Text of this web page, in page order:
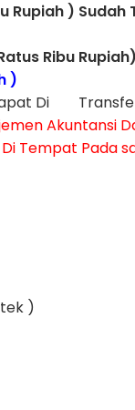
Rupiah ) Sudah
Ribu Rupiah)
)
Dapat Di
Akuntansi
Tempat Pada
)